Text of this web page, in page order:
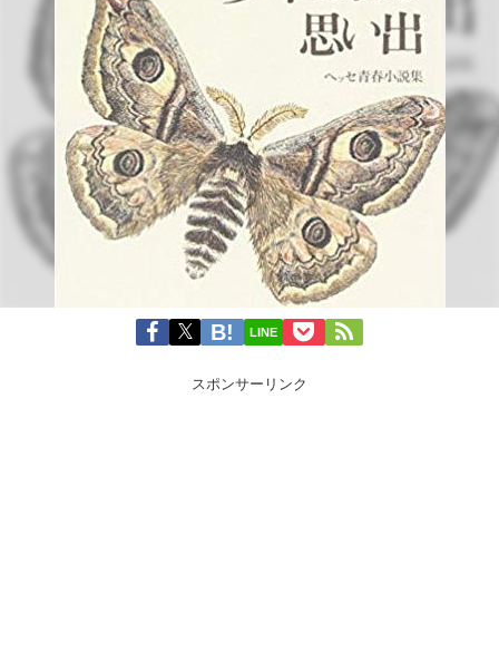
LINE
スポンサーリンク